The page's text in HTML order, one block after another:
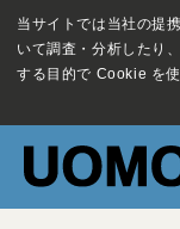
当サイトでは当社の提
いて調査・分析したり
する目的で Cookie を